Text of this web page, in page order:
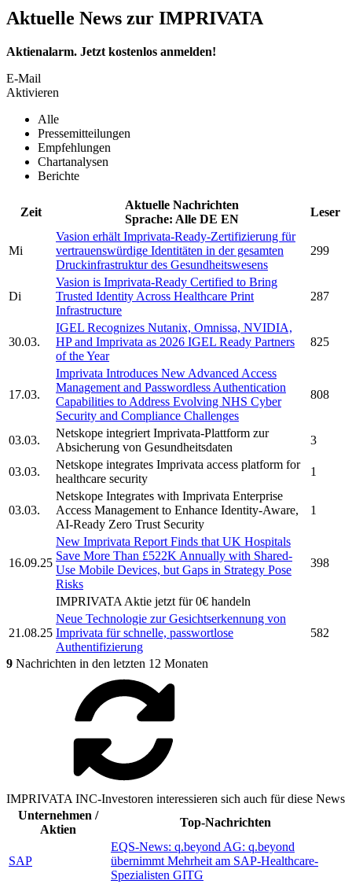
Aktuelle News zur IMPRIVATA
Aktienalarm. Jetzt kostenlos anmelden!
E-Mail
Aktivieren
Alle
Pressemitteilungen
Empfehlungen
Chartanalysen
Berichte
Zeit
Aktuelle Nachrichten
Sprache: Alle DE EN
Leser
Mi
Vasion erhält Imprivata-Ready-Zertifizierung für
vertrauenswürdige Identitäten in der gesamten
Druckinfrastruktur des Gesundheitswesens
299
Di
Vasion is Imprivata-Ready Certified to Bring
Trusted Identity Across Healthcare Print
Infrastructure
287
30.03.
IGEL Recognizes Nutanix, Omnissa, NVIDIA,
HP and Imprivata as 2026 IGEL Ready Partners
of the Year
825
17.03.
Imprivata Introduces New Advanced Access
Management and Passwordless Authentication
Capabilities to Address Evolving NHS Cyber
Security and Compliance Challenges
808
03.03.
Netskope integriert Imprivata-Plattform zur
Absicherung von Gesundheitsdaten
3
03.03.
Netskope integrates Imprivata access platform for
healthcare security
1
03.03.
Netskope Integrates with Imprivata Enterprise
Access Management to Enhance Identity-Aware,
AI-Ready Zero Trust Security
1
16.09.25
New Imprivata Report Finds that UK Hospitals
Save More Than £522K Annually with Shared-
Use Mobile Devices, but Gaps in Strategy Pose
Risks
398
IMPRIVATA Aktie jetzt für 0€ handeln
21.08.25
Neue Technologie zur Gesichtserkennung von
Imprivata für schnelle, passwortlose
Authentifizierung
582
9 Nachrichten in den letzten 12 Monaten
IMPRIVATA INC-Investoren interessieren sich auch für diese News
Unternehmen /
Aktien
Top-Nachrichten
SAP
EQS-News: q.beyond AG: q.beyond
übernimmt Mehrheit am SAP-Healthcare-
Spezialisten GITG